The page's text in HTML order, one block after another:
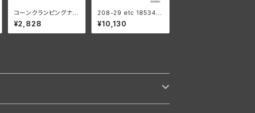
コーンクランピングナッ
ト ステアリングダンパー
なし 1936-48年 EL F
L UL クローム
¥2,828
208-29 etc 18534-2
9 タペットローラーセッ
ト ベアリング付き ４個
組
¥10,130